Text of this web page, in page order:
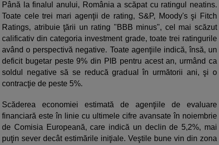
Până la finalul anului, România a scăpat cu ratingul neatins.
Toate cele trei mari agenţii de rating, S&P, Moody's şi Fitch
Ratings, atribuie ţării un rating "BBB minus", cel mai scăzut
calificativ din categoria investment grade, toate trei ratingurile
având o perspectivă negative. Toate agenţiile indică, însă, un
deficit bugetar peste 9% din PIB pentru acest an, urmând ca
soldul negative să se reducă gradual în următorii ani, şi o
contracţie de peste 5%.
Scăderea economiei estimată de agenţiile de evaluare
financiară este în linie cu ultimele cifre avansate în noiembrie
de Comisia Europeană, care indică un declin de 5,2%, mai
puţin sever decât estimările iniţiale. Veştile bune vin din zona